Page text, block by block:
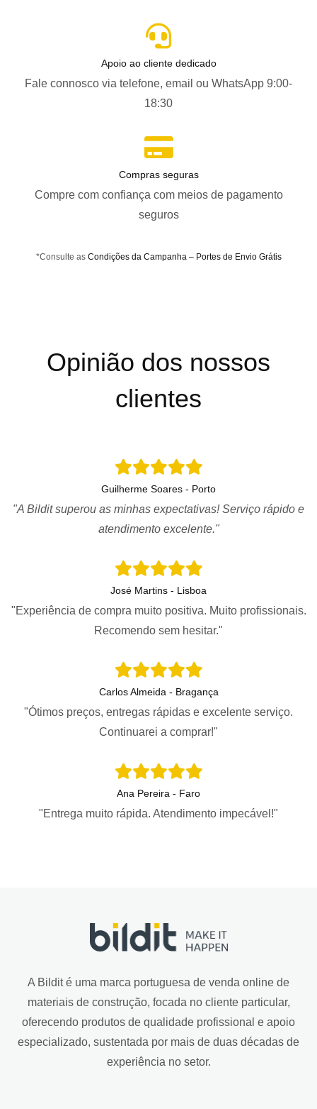
Apoio ao cliente dedicado
Fale connosco via telefone, email ou WhatsApp 9:00-
18:30
Compras seguras
Compre com confiança com meios de pagamento
seguros
*Consulte as Condições da Campanha – Portes de Envio Grátis
Opinião dos nossos
clientes
Guilherme Soares - Porto
"A Bildit superou as minhas expectativas! Serviço rápido e
atendimento excelente."
José Martins - Lisboa
"Experiência de compra muito positiva. Muito profissionais.
Recomendo sem hesitar."
Carlos Almeida - Bragança
"Ótimos preços, entregas rápidas e excelente serviço.
Continuarei a comprar!"
Ana Pereira - Faro
"Entrega muito rápida. Atendimento impecável!"
A Bildit é uma marca portuguesa de venda online de
materiais de construção, focada no cliente particular,
oferecendo produtos de qualidade profissional e apoio
especializado, sustentada por mais de duas décadas de
experiência no setor.